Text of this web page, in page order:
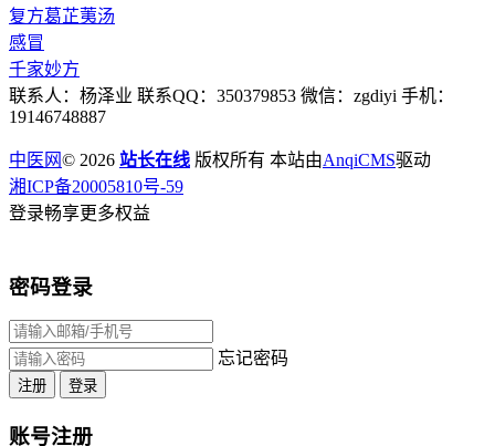
复方葛芷荑汤
感冒
千家妙方
联系人：杨泽业 联系QQ：350379853 微信：zgdiyi 手机：
19146748887
中医网© 2026 站长在线 版权所有 本站由AnqiCMS驱动
湘ICP备20005810号-59
登录畅享更多权益
密码登录
忘记密码
注册 登录
账号注册